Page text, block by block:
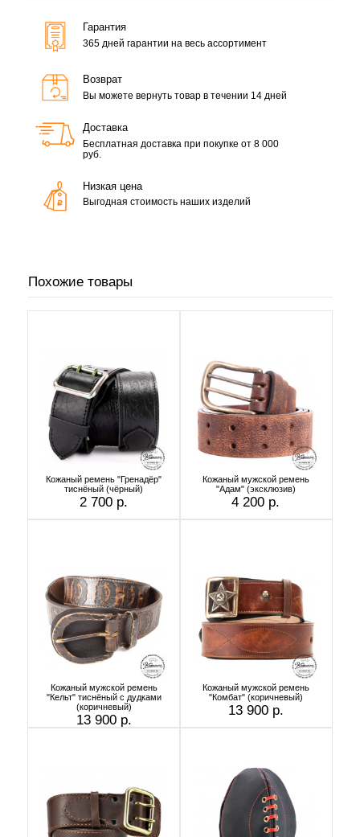
Гарантия
365 дней гарантии на весь ассортимент
Возврат
Вы можете вернуть товар в течении 14 дней
Доставка
Бесплатная доставка при покупке от 8 000
руб.
Низкая цена
Выгодная стоимость наших изделий
Похожие товары
Кожаный ремень "Гренадёр"
тиснёный (чёрный)
2 700 р.
Кожаный мужской ремень
"Адам" (эксклюзив)
4 200 р.
Кожаный мужской ремень
"Кельт" тиснёный с дудками
(коричневый)
13 900 р.
Кожаный мужской ремень
"Комбат" (коричневый)
13 900 р.